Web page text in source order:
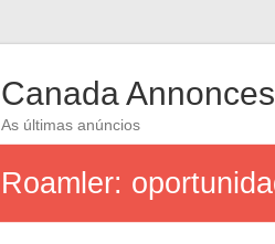
Canada Annonces
As últimas anúncios
Roamler: